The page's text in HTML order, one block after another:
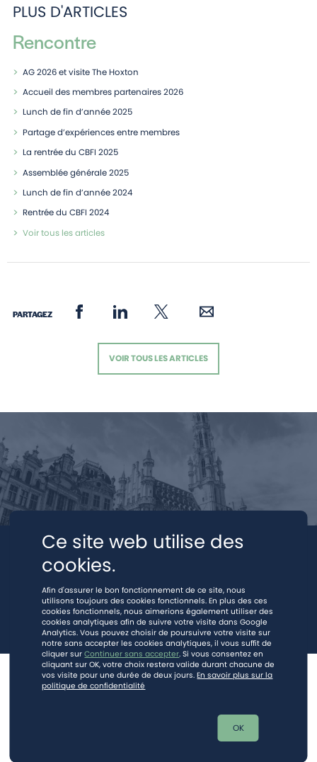
PLUS D'ARTICLES
Rencontre
AG 2026 et visite The Hoxton
Accueil des membres partenaires 2026
Lunch de fin d’année 2025
Partage d’expériences entre membres
La rentrée du CBFI 2025
Assemblée générale 2025
Lunch de fin d’année 2024
Rentrée du CBFI 2024
Voir tous les articles
PARTAGEZ
VOIR TOUS LES ARTICLES
Mentions légales- Vie privée (RGPD)
Ce site est protégé par reCAPTCHA et la
Ce site web utilise des
cookies.
Afin d'assurer le bon fonctionnement de ce site, nous
utilisons toujours des cookies fonctionnels. En plus des ces
cookies fonctionnels, nous aimerions également utiliser des
cookies analytiques afin de suivre votre visite dans Google
Analytics. Vous pouvez choisir de poursuivre votre visite sur
notre sans accepter les cookies analytiques, il vous suffit de
cliquer surContinuer sans accepter. Si vous consentez en
cliquant sur OK, votre choix restera valide durant chacune de
vos visite pour une durée de deux jours.En savoir plus sur la
politique de confidentialité
OK